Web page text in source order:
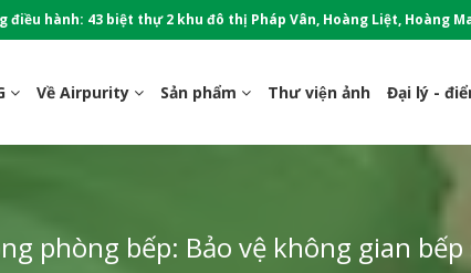
điều hành: 43 biệt thự 2 khu đô thị Pháp Vân, Hoàng Liệt, Hoàng
Về Airpurity Sản phẩm Thư viện ảnh Đại lý -
phòng bếp: Bảo vệ không gian bếp